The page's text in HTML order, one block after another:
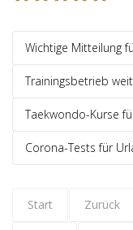
Wichtige Mitteilung
Trainingsbetrieb
Taekwondo-Kurse
Corona-Tests für
Start Zurück